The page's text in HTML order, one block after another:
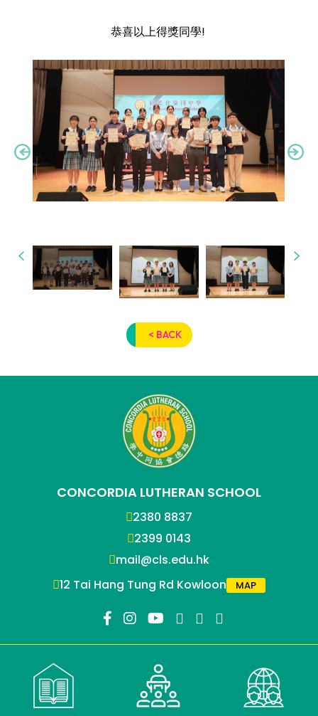
恭喜以上得獎同學!
< BACK
CONCORDIA LUTHERAN SCHOOL
2380 8837
2399 0143
mail@cls.edu.hk
12 Tai Hang Tung Rd Kowloon
MAP